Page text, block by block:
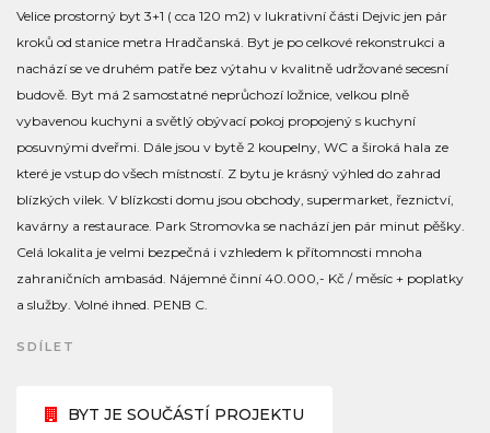
Velice prostorný byt 3+1 ( cca 120 m2) v lukrativní části Dejvic jen pár
kroků od stanice metra Hradčanská. Byt je po celkové rekonstrukci a
nachází se ve druhém patře bez výtahu v kvalitně udržované secesní
budově. Byt má 2 samostatné neprůchozí ložnice, velkou plně
vybavenou kuchyni a světlý obývací pokoj propojený s kuchyní
posuvnými dveřmi. Dále jsou v bytě 2 koupelny, WC a široká hala ze
které je vstup do všech místností. Z bytu je krásný výhled do zahrad
blízkých vilek. V blízkosti domu jsou obchody, supermarket, řeznictví,
kavárny a restaurace. Park Stromovka se nachází jen pár minut pěšky.
Celá lokalita je velmi bezpečná i vzhledem k přítomnosti mnoha
zahraničních ambasád. Nájemné činní 40.000,- Kč / měsíc + poplatky
a služby. Volné ihned. PENB C.
SDÍLET
BYT JE SOUČÁSTÍ PROJEKTU